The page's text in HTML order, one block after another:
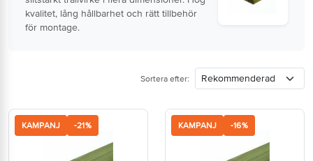
kvalitet, lång hållbarhet och rätt tillbehör
för montage.
Sortera efter:
KAMPANJ -21% KAMPANJ -16%